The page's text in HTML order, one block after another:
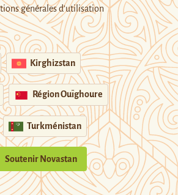
générales d’utilisation
Kirghizstan
Région Ouïghoure
Turkménistan
Soutenir Novastan